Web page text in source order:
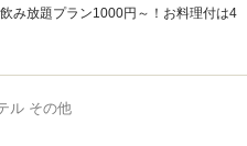
み放題プラン1000円～！お料理付は4
ル その他